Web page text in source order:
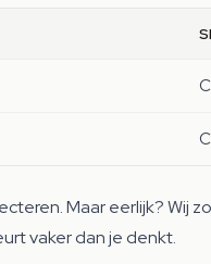
Maar eerlijk? Wij
vaker dan je denkt.